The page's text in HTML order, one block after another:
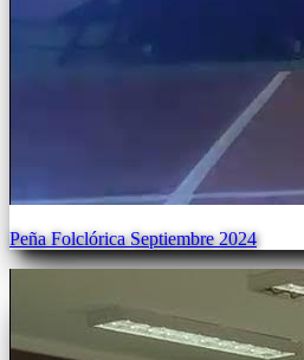
Peña Folclórica Septiembre 2024